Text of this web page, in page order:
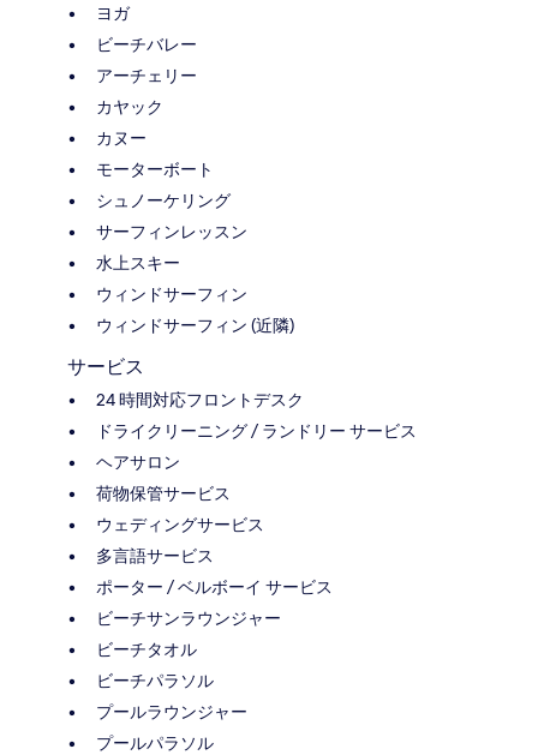
ヨガ
ビーチバレー
アーチェリー
カヤック
カヌー
モーターボート
シュノーケリング
サーフィンレッスン
水上スキー
ウィンドサーフィン
ウィンドサーフィン (近隣)
サービス
24 時間対応フロントデスク
ドライクリーニング / ランドリー サービス
ヘアサロン
荷物保管サービス
ウェディングサービス
多言語サービス
ポーター / ベルボーイ サービス
ビーチサンラウンジャー
ビーチタオル
ビーチパラソル
プールラウンジャー
プールパラソル